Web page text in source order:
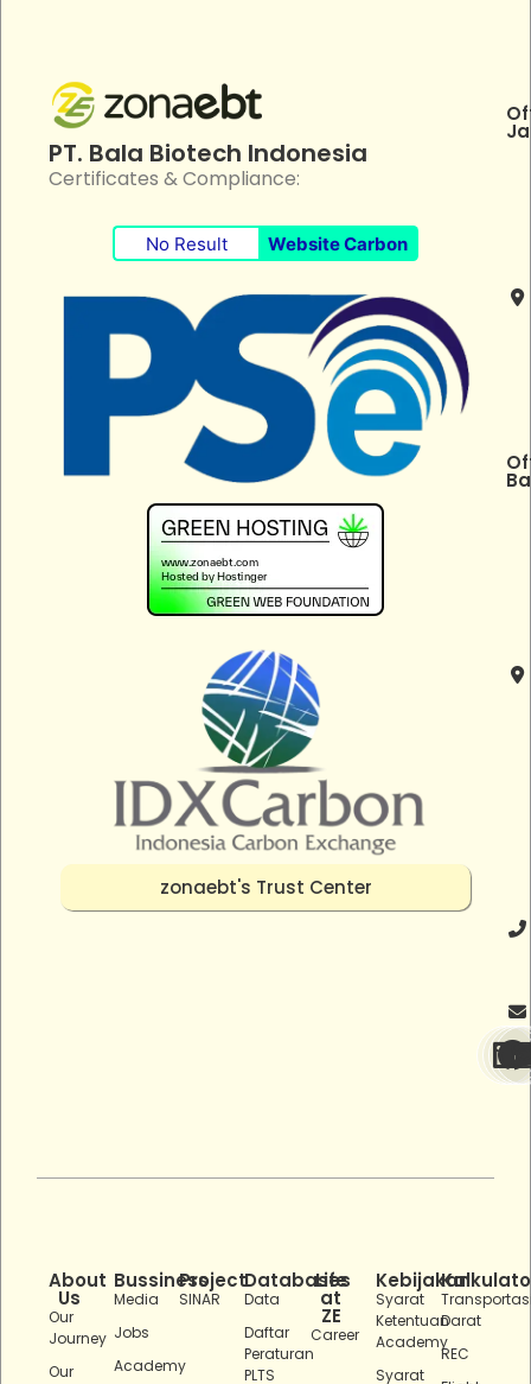
PT. Bala Biotech Indonesia
Certificates & Compliance:
No Result Website Carbon
zonaebt's Trust Center
About
Us
Our
Journey
Our
Bussiness
Media
Jobs
Academy
Project
SINAR
Databases
Data
Daftar
Peraturan
PLTS
Life
at
ZE
Career
Kebijakan
Syarat
Ketentuan
Academy
Syarat
Darat
REC